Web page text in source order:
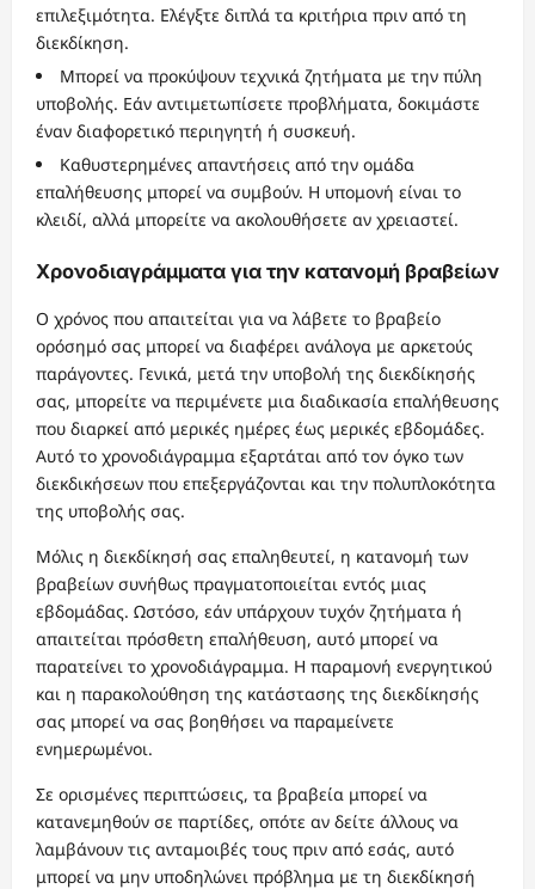
επιλεξιμότητα. Ελέγξτε διπλά τα κριτήρια πριν από τη
διεκδίκηση.
Μπορεί να προκύψουν τεχνικά ζητήματα με την πύλη
υποβολής. Εάν αντιμετωπίσετε προβλήματα, δοκιμάστε
έναν διαφορετικό περιηγητή ή συσκευή.
Καθυστερημένες απαντήσεις από την ομάδα
επαλήθευσης μπορεί να συμβούν. Η υπομονή είναι το
κλειδί, αλλά μπορείτε να ακολουθήσετε αν χρειαστεί.
Χρονοδιαγράμματα για την κατανομή βραβείων
Ο χρόνος που απαιτείται για να λάβετε το βραβείο
ορόσημό σας μπορεί να διαφέρει ανάλογα με αρκετούς
παράγοντες. Γενικά, μετά την υποβολή της διεκδίκησής
σας, μπορείτε να περιμένετε μια διαδικασία επαλήθευσης
που διαρκεί από μερικές ημέρες έως μερικές εβδομάδες.
Αυτό το χρονοδιάγραμμα εξαρτάται από τον όγκο των
διεκδικήσεων που επεξεργάζονται και την πολυπλοκότητα
της υποβολής σας.
Μόλις η διεκδίκησή σας επαληθευτεί, η κατανομή των
βραβείων συνήθως πραγματοποιείται εντός μιας
εβδομάδας. Ωστόσο, εάν υπάρχουν τυχόν ζητήματα ή
απαιτείται πρόσθετη επαλήθευση, αυτό μπορεί να
παρατείνει το χρονοδιάγραμμα. Η παραμονή ενεργητικού
και η παρακολούθηση της κατάστασης της διεκδίκησής
σας μπορεί να σας βοηθήσει να παραμείνετε
ενημερωμένοι.
Σε ορισμένες περιπτώσεις, τα βραβεία μπορεί να
κατανεμηθούν σε παρτίδες, οπότε αν δείτε άλλους να
λαμβάνουν τις ανταμοιβές τους πριν από εσάς, αυτό
μπορεί να μην υποδηλώνει πρόβλημα με τη διεκδίκησή